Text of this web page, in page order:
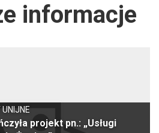
informacje
UNIJNE
projekt pn.: „Usługi